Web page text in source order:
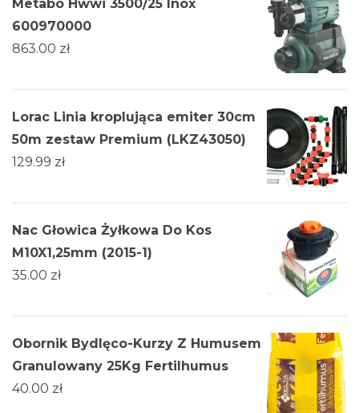
Metabo Hwwi 3500/25 Inox
600970000
863.00 zł
Lorac Linia kroplująca emiter 30cm
50m zestaw Premium (LKZ43050)
129.99 zł
Nac Głowica Żyłkowa Do Kos
M10X1,25mm (2015-1)
35.00 zł
Obornik Bydlęco-Kurzy Z Humusem
Granulowany 25Kg Fertilhumus
40.00 zł